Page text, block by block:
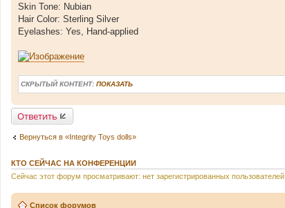
Skin Tone: Nubian
Hair Color: Sterling Silver
Eyelashes: Yes, Hand-applied
СКРЫТЫЙ КОНТЕНТ: ПОКАЗАТЬ
Ответить
Вернуться в «Integrity Toys dolls»
КТО СЕЙЧАС НА КОНФЕРЕНЦИИ
Сейчас этот форум просматривают: нет зарегистрированных пользователей
Список форумов